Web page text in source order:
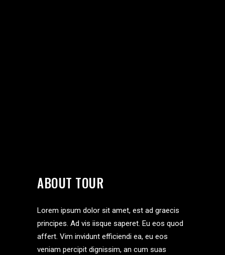
ABOUT TOUR
Lorem ipsum dolor sit amet, est ad graecis
principes. Ad vis iisque saperet. Eu eos quod
affert. Vim invidunt efficiendi ea, eu eos
veniam percipit dignissim, an cum suas